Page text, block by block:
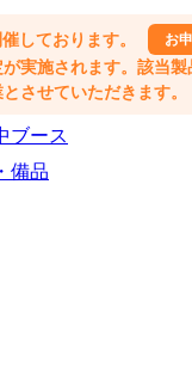
ブース
備品
しております。 お
施されます。該当
させていただきます。